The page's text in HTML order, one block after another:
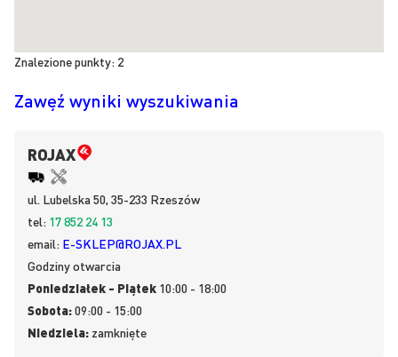
Znalezione punkty: 2
Zawęź wyniki wyszukiwania
ROJAX
ul. Lubelska 50, 35-233 Rzeszów
tel: 17 852 24 13
email: E-SKLEP@ROJAX.PL
Godziny otwarcia
Poniedziałek - Piątek 10:00 - 18:00
Sobota:09:00 - 15:00
Niedziela: zamknięte